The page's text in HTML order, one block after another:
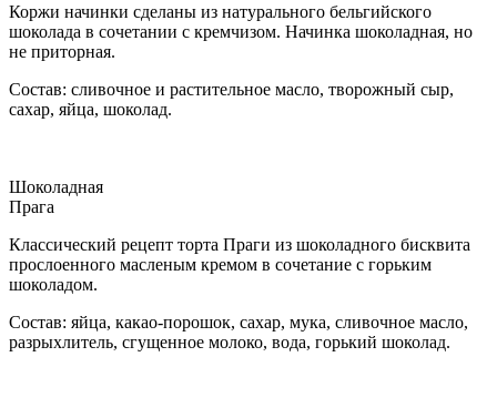
Коржи начинки сделаны из натурального бельгийского
шоколада в сочетании с кремчизом. Начинка шоколадная, но
не приторная.
Состав: сливочное и растительное масло, творожный сыр,
сахар, яйца, шоколад.
Шоколадная
Прага
Классический рецепт торта Праги из шоколадного бисквита
прослоенного масленым кремом в сочетание с горьким
шоколадом.
Состав: яйца, какао-порошок, сахар, мука, сливочное масло,
разрыхлитель, сгущенное молоко, вода, горький шоколад.